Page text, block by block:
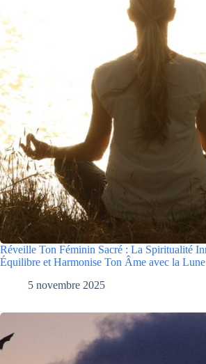
Réveille Ton Féminin Sacré : La Spiritualité
Équilibre et Harmonise Ton Âme avec la
5 novembre 2025